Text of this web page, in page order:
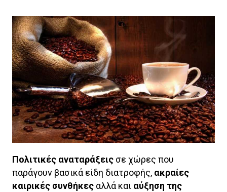
Πολιτικές αναταράξεις σε χώρες που
παράγουν βασικά είδη διατροφής, ακραίες
καιρικές συνθήκες αλλά και αύξηση της